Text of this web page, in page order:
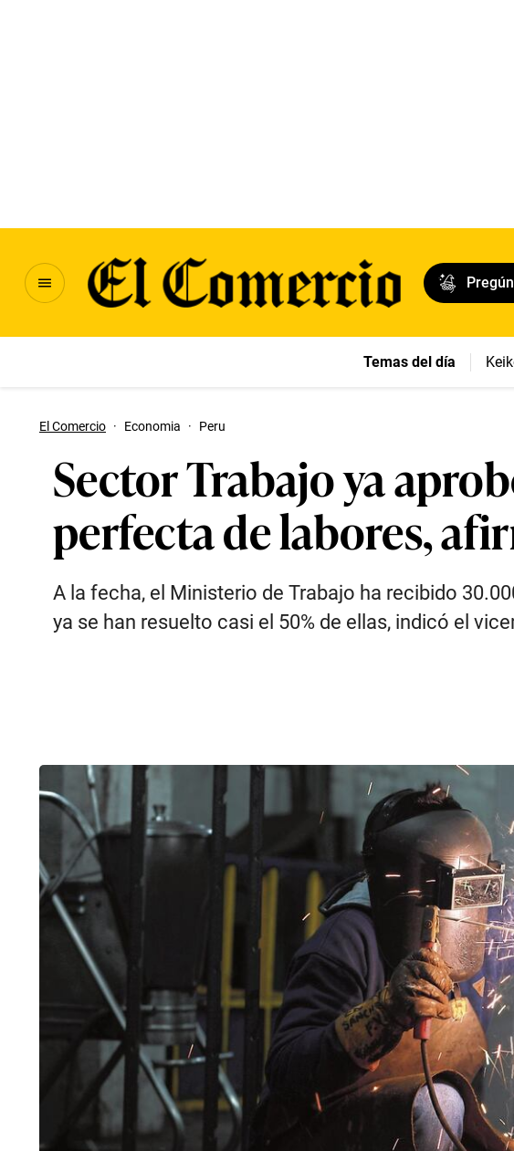
Temas del día
El Comercio · Economia · Peru
Sector Trabajo ya
perfecta de labores,
A la fecha, el Ministerio de Trabajo ha recibido
ya se han resuelto casi el 50% de ellas, indicó el